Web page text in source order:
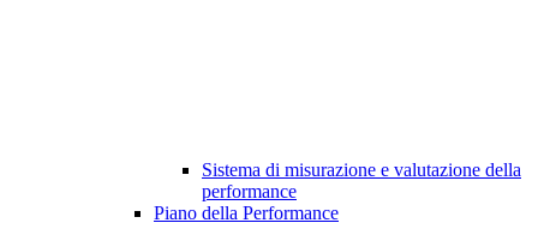
Sistema di misurazione e valutazione della
performance
Piano della Performance